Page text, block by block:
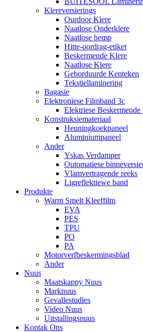
Klereversierings
Ourdoor Klere
Naatlose Onderklere
Naatlose hemp
Hitte-oordrag-etiket
Beskermende Klere
Naatlose Klere
Geborduurde Kenteken
Tekstiellaminering
Bagasie
Elektroniese Filmband 3c
Elektriese Beskermende
Konstruksiemateriaal
Heuningkoekpaneel
Aluminiumpaneel
Ander
Yskas Verdamper
Outomatiese
Vlamvertragende reeks
Ligreflektiewe band
Produkte
Warm Smelt Kleeffilm
EVA
PES
TPU
PO
PA
Motorverfbeskermingsblad
Ander
Nuus
Maatskappy Nuus
Marknuus
Gevallestudies
Video Nuus
Uitstallingsnuus
Kontak Ons